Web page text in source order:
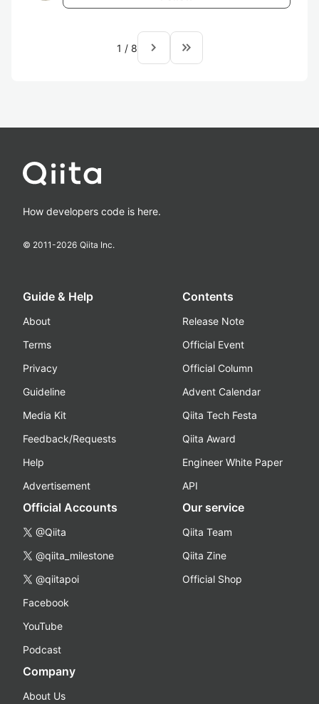
1 / 8 navigate_next keyboard_double_arrow_right
How developers code is here.
© 2011-2026 Qiita Inc.
Guide & Help
About
Terms
Privacy
Guideline
Media Kit
Feedback/Requests
Help
Advertisement
Contents
Release Note
Official Event
Official Column
Advent Calendar
Qiita Tech Festa
Qiita Award
Engineer White Paper
API
Official Accounts
@Qiita
@qiita_milestone
@qiitapoi
Facebook
YouTube
Podcast
Our service
Qiita Team
Qiita Zine
Official Shop
Company
About Us